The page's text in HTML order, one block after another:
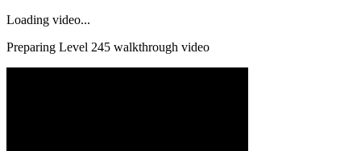
Loading video...
Preparing Level 245 walkthrough video